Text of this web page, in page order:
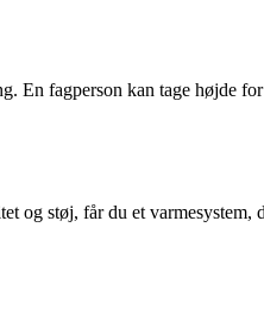
En fagperson kan tage højde
støj, får du et varmesystem,